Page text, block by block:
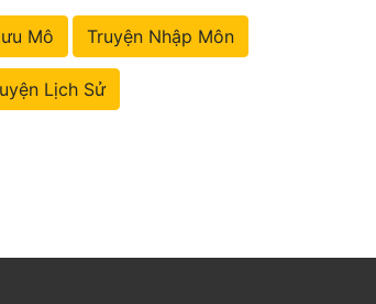
Mô Truyện Nhập Môn
Lịch Sử